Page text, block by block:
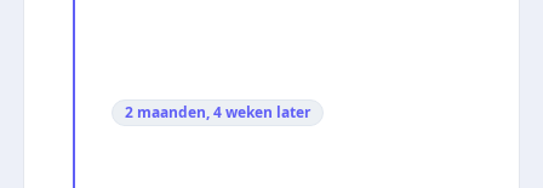
2 maanden, 4 weken later